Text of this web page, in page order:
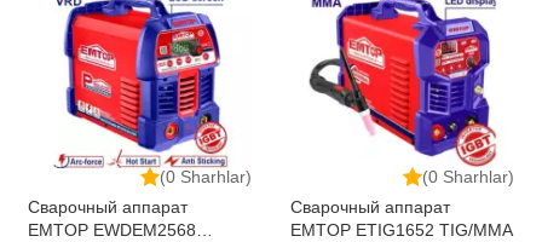
Вес (кг) 32
Kategoriya Сварочные аппараты (MMA-ARC)
(0 Sharhlar)
Сварочный аппарат
EMTOP EWDEM2568
(0 Sharhlar)
Сварочный аппарат
EMTOP ETIG1652 TIG/MMA